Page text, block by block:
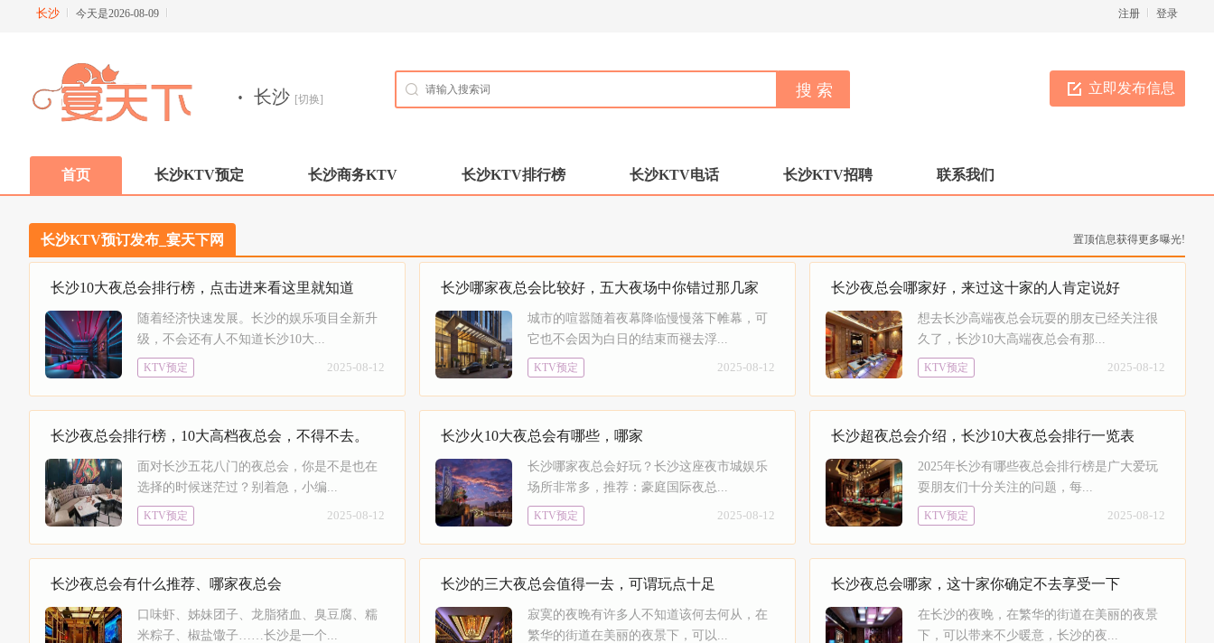
长沙 今天是2026-08-09 登录
注册
立即发布信息
· 长沙 [切换]
首页 长沙KTV预定 长沙商务KTV 长沙KTV排行榜 长沙KTV电话 长沙KTV招聘 联系我们
长沙KTV预订发布_宴天下网 置顶信息获得更多曝光!
长沙10大夜总会排行榜，点击进来看这里就知道
随着经济快速发展。长沙的娱乐项目全新升
级，不会还有人不知道长沙10大...
KTV预定 2025-08-12
长沙哪家夜总会比较好，五大夜场中你错过那几家
城市的喧嚣随着夜幕降临慢慢落下帷幕，可
它也不会因为白日的结束而褪去浮...
KTV预定 2025-08-12
长沙夜总会哪家好，来过这十家的人肯定说好
想去长沙高端夜总会玩耍的朋友已经关注很
久了，长沙10大高端夜总会有那...
KTV预定 2025-08-12
长沙夜总会排行榜，10大高档夜总会，不得不去。
面对长沙五花八门的夜总会，你是不是也在
选择的时候迷茫过？别着急，小编...
KTV预定 2025-08-12
长沙火10大夜总会有哪些，哪家
长沙哪家夜总会好玩？长沙这座夜市城娱乐
场所非常多，推荐：豪庭国际夜总...
KTV预定 2025-08-12
长沙超夜总会介绍，长沙10大夜总会排行一览表
2025年长沙有哪些夜总会排行榜是广大爱玩
耍朋友们十分关注的问题，每...
KTV预定 2025-08-12
长沙夜总会有什么推荐、哪家夜总会
口味虾、姊妹团子、龙脂猪血、臭豆腐、糯
米粽子、椒盐馓子……长沙是一个...
长沙的三大夜总会值得一去，可谓玩点十足
寂寞的夜晚有许多人不知道该何去何从，在
繁华的街道在美丽的夜景下，可以...
长沙夜总会哪家，这十家你确定不去享受一下
在长沙的夜晚，在繁华的街道在美丽的夜景
下，可以带来不少暖意，长沙的夜...